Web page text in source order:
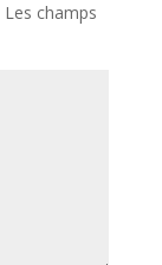
Les champs